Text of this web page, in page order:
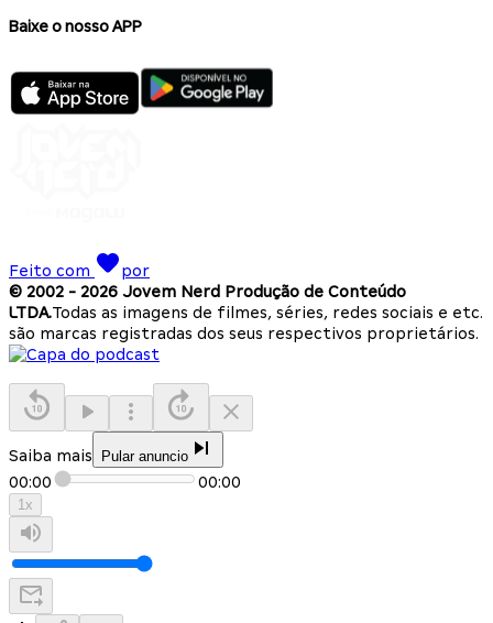
Baixe o nosso APP
Feito com
por
© 2002 - 2026 Jovem Nerd Produção de Conteúdo
LTDA.Todas as imagens de filmes, séries, redes sociais e etc.
são marcas registradas dos seus respectivos proprietários.
Saiba mais Pular anuncio
00:00 00:00
1x